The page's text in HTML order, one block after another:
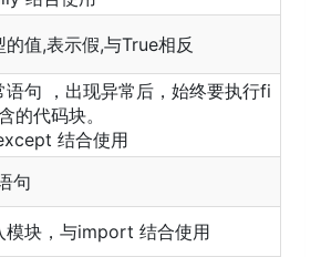
的值,表示假,与True相反
语句 ，出现异常后，始终要执行fi
的代码块。
结合使用
句
模块，与import 结合使用